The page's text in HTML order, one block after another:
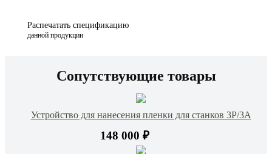
Распечатать спецификацию
данной продукции
Сопутствующие товары
Устройство для нанесения пленки для станков 3Р/3А
148 000 ₽